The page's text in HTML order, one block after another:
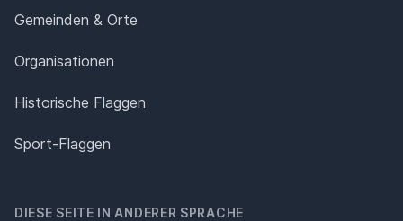
Gemeinden & Orte
Organisationen
Historische Flaggen
Sport-Flaggen
DIESE SEITE IN ANDERER SPRACHE